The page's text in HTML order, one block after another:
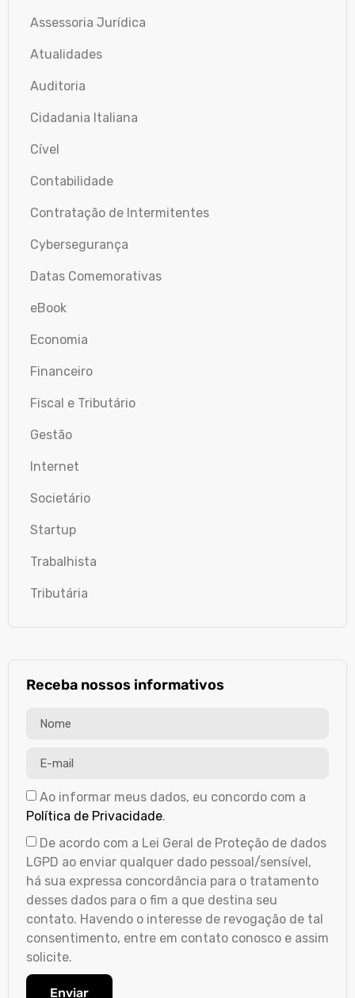
Assessoria Jurídica
Atualidades
Auditoria
Cidadania Italiana
Cível
Contabilidade
Contratação de Intermitentes
Cybersegurança
Datas Comemorativas
eBook
Economia
Financeiro
Fiscal e Tributário
Gestão
Internet
Societário
Startup
Trabalhista
Tributária
Receba nossos informativos
Ao informar meus dados, eu concordo com a
Política de Privacidade.
De acordo com a Lei Geral de Proteção de dados
LGPD ao enviar qualquer dado pessoal/sensível,
há sua expressa concordância para o tratamento
desses dados para o fim a que destina seu
contato. Havendo o interesse de revogação de tal
consentimento, entre em contato conosco e assim
solicite.
Enviar